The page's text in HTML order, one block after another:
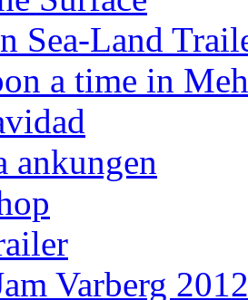
Sea-Land
a time in
ankungen
Varberg 2012